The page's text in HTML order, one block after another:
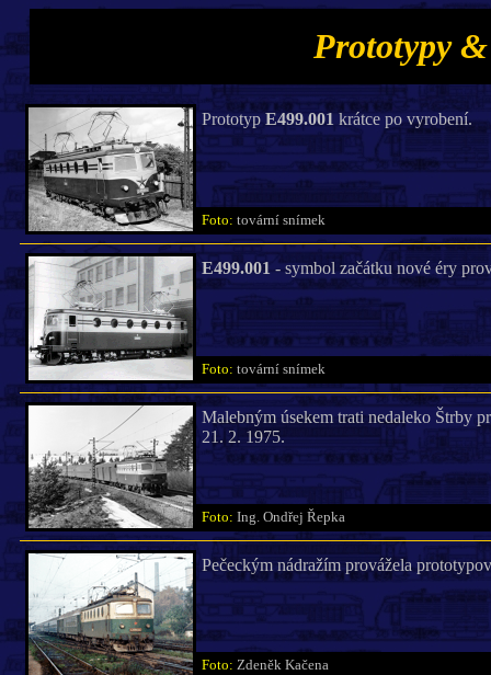
Prototypy
Prototyp E499.001 krátce po vyrobení.
Foto: tovární snímek
E499.001 - symbol začátku nové éry
Foto: tovární snímek
Malebným úsekem trati nedaleko Štrby
21. 2. 1975.
Foto: Ing. Ondřej Řepka
Pečeckým nádražím provážela
Foto: Zdeněk Kačena